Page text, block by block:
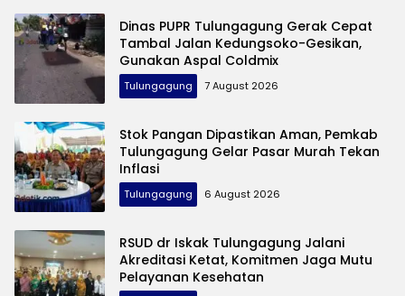
Dinas PUPR Tulungagung Gerak Cepat
Tambal Jalan Kedungsoko-Gesikan,
Gunakan Aspal Coldmix
Tulungagung 7 August 2026
Stok Pangan Dipastikan Aman, Pemkab
Tulungagung Gelar Pasar Murah Tekan
Inflasi
Tulungagung 6 August 2026
RSUD dr Iskak Tulungagung Jalani
Akreditasi Ketat, Komitmen Jaga Mutu
Pelayanan Kesehatan